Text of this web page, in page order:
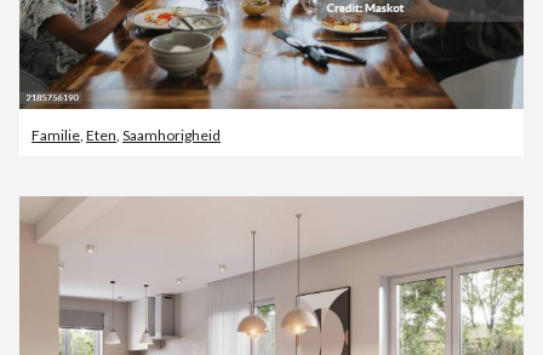
Familie, Eten, Saamhorigheid